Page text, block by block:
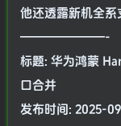
他还透露新机全系
———————-
标题: 华为鸿蒙
口合并
发布时间: 2025-